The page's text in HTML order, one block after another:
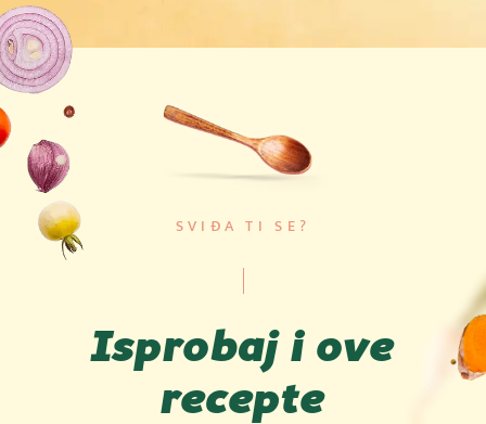
SVIĐA TI SE?
Isprobaj i ove
recepte